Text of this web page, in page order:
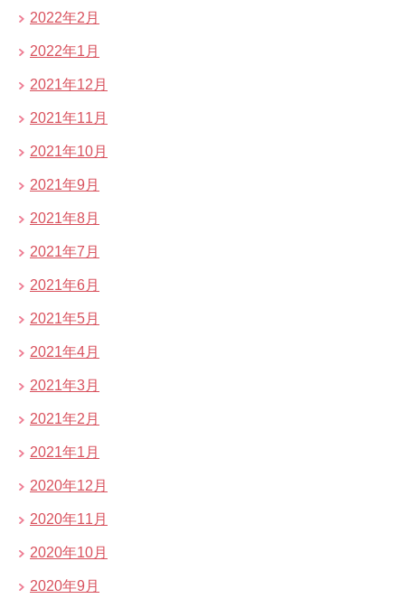
2022年2月
2022年1月
2021年12月
2021年11月
2021年10月
2021年9月
2021年8月
2021年7月
2021年6月
2021年5月
2021年4月
2021年3月
2021年2月
2021年1月
2020年12月
2020年11月
2020年10月
2020年9月